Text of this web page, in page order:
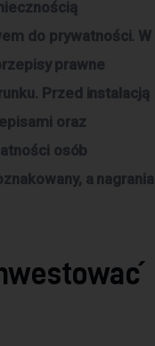
do prywatności. W
prawne
Przed instalacją
oraz
osób
a nagrania